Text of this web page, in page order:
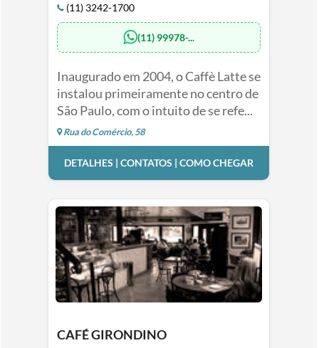
(11) 3242-1700
(11) 99978-...
Inaugurado em 2004, o Caffè Latte se
instalou primeiramente no centro de
São Paulo, com o intuito de se refe...
Rua do Comércio, 58
DETALHES | CONTATOS | COMO CHEGAR
CAFÉ GIRONDINO